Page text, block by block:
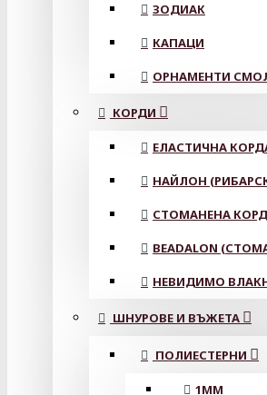
ЗОДИАК
КАПАЦИ
ОРНАМЕНТИ
КОРДИ
ЕЛАСТИЧНА
НАЙЛОН
СТОМАНЕНА
BEADALON
НЕВИДИМО
ШНУРОВЕ И ВЪЖЕТА
ПОЛИЕСТЕРНИ
1ММ